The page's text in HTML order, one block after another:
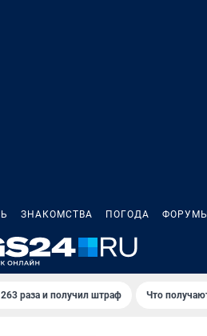
ЗНАКОМСТВА ПОГОДА ФОРУМЫ
раза и получил штраф Что